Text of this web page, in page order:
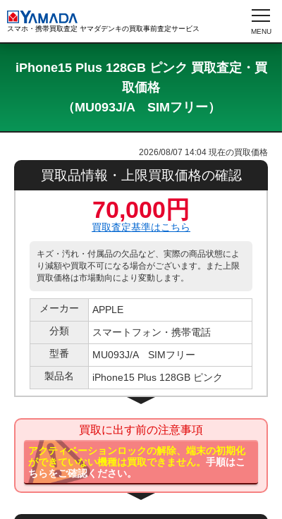
スマホ・携帯買取査定 ヤマダデンキの買取事前査定サービス
iPhone15 Plus 128GB ピンク 買取査定・買
取価格
（MU093J/A SIMフリー）
2026/08/07 14:04 現在の買取価格
買取品情報・上限買取価格の確認
70,000円
買取査定基準はこちら
キズ・汚れ・付属品の欠品など、実際の商品状態によ
り減額や買取不可になる場合がございます。また上限
買取価格は市場動向により変動します。
メーカー
APPLE
分類
スマートフォン・携帯電話
型番
MU093J/A SIMフリー
製品名
iPhone15 Plus 128GB ピンク
買取に出す前の注意事項
アクティベーションロックの解除、端末の初期化
ができていない機種は買取できません。手順はこ
ちらをご確認ください。